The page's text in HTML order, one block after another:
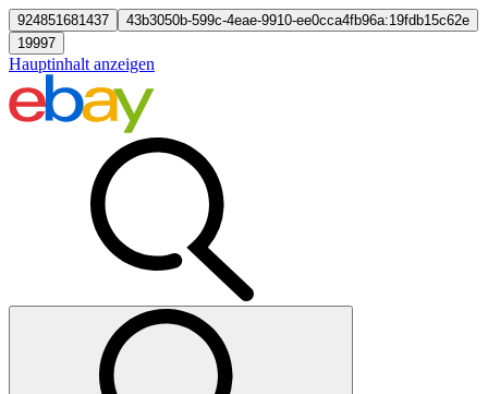
924851681437
43b3050b-599c-4eae-9910-ee0cca4fb96a:19fdb15c62e
19997
Hauptinhalt anzeigen